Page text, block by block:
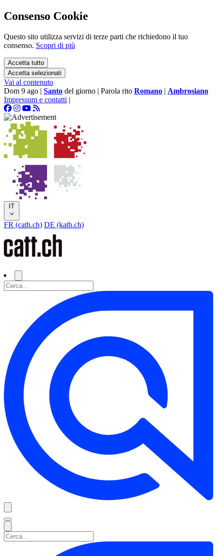
Consenso Cookie
Questo sito utilizza servizi di terze parti che richiedono il tuo
consenso. Scopri di più
Accetta tutto
Accetta selezionati
Vai al contenuto
Dom 9 ago | Santo del giorno | Parola rito Romano | Ambrosiano
Impressum e contatti |
IT
FR (cath.ch) DE (kath.ch)